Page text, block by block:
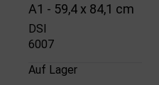
A1 - 59,4 x 84,1 cm
DSI
6007
Auf Lager